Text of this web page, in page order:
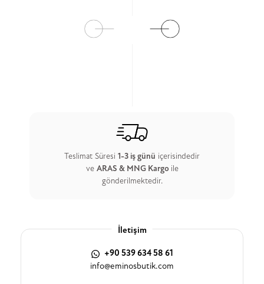
Teslimat Süresi 1-3 iş günü içerisindedir
ve ARAS & MNG Kargo ile
gönderilmektedir.
İletişim
+90 539 634 58 61
info@eminosbutik.com